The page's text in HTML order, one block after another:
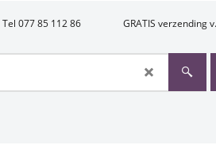
Tel 077 85 112 86 GRATIS verzending